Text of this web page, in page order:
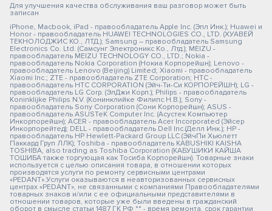
Для улучшения качества обслуживания ваш разговор может быть
записан
iPhone, Macbook, iPad - правообладатель Apple Inc. (Эпл Инк.); Huawei и
Honor - правообладатель HUAWEI TECHNOLOGIES CO., LTD. (ХУАВЕЙ
ТЕКНОЛОДЖИС КО., ЛТД.); Samsung – правообладатель Samsung
Electronics Co. Ltd. (Самсунг Электроникс Ко., Лтд.); MEIZU -
правообладатель MEIZU TECHNOLOGY CO., LTD.; Nokia -
правообладатель Nokia Corporation (Нокиа Корпорейшн); Lenovo -
правообладатель Lenovo (Beijing) Limited; Xiaomi - правообладатель
Xiaomi Inc.; ZTE - правообладатель ZTE Corporation; HTC -
правообладатель HTC CORPORATION (Эйч-Ти-Си КОРПОРЕЙШН); LG -
правообладатель LG Corp. (ЭлДжи Корп.); Philips - правообладатель
Koninklijke Philips N.V. (Конинклийке Филипс Н.В.); Sony -
правообладатель Sony Corporation (Сони Корпорейшн); ASUS -
правообладатель ASUSTeK Computer Inc. (Асустек Компьютер
Инкорпорейшн); ACER - правообладатель Acer Incorporated (Эйсер
Инкорпорейтед); DELL - правообладатель Dell Inc.(Делл Инк.); HP -
правообладатель HP Hewlett-Packard Group LLC (ЭйчПи Хьюлетт
Паккард Груп ЛЛК); Toshiba - правообладатель KABUSHIKI KAISHA
TOSHIBA, also trading as Toshiba Corporation (КАБУШИКИ КАЙША
ТОШИБА также торгующая как Тосиба Корпорейшн). Товарные знаки
используется с целью описания товара, в отношении которых
производятся услуги по ремонту сервисными центрами
«PEDANT».Услуги оказываются в неавторизованных сервисных
центрах «PEDANT», не связанными с компаниями Правообладателями
товарных знаков и/или с ее официальными представителями в
отношении товаров, которые уже были введены в гражданский
оборот в смысле статьи 1487 ГК РФ ** - время ремонта, срок гарантии